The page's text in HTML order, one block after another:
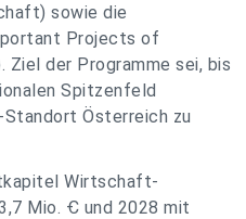
sowie die
Projects of
Ziel der Programme sei, bis
Spitzenfeld
Österreich zu
Wirtschaft-
Mio. Ꞓ und 2028 mit